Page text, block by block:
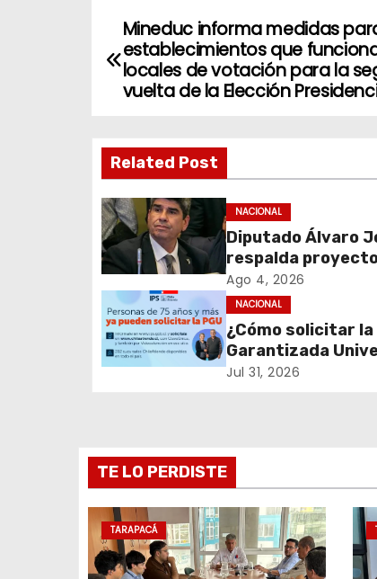
N
a
e
g
a
c
i
ó
n
e
e
n
t
Mineduc informa medidas
establecimientos que
locales de votación para la
vuelta de la Elección
Related Post
NACIONAL
Diputado Álvaro
respalda
fortalece el
identidad durante
de excepción
Ago 4, 2026
NACIONAL
¿Cómo solicitar la
Garantizada
(PGU)?
Jul 31, 2026
TE LO PERDISTE
TARAPACÁ